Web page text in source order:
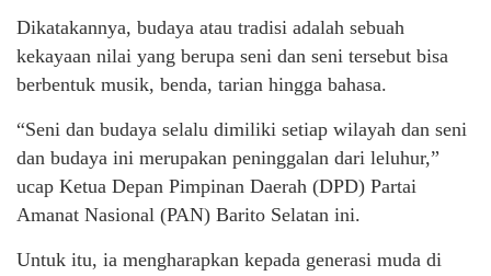
Dikatakannya, budaya atau tradisi adalah sebuah
kekayaan nilai yang berupa seni dan seni tersebut bisa
berbentuk musik, benda, tarian hingga bahasa.
“Seni dan budaya selalu dimiliki setiap wilayah dan seni
dan budaya ini merupakan peninggalan dari leluhur,”
ucap Ketua Depan Pimpinan Daerah (DPD) Partai
Amanat Nasional (PAN) Barito Selatan ini.
Untuk itu, ia mengharapkan kepada generasi muda di